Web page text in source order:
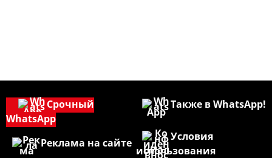
Также в WhatsApp!
Условия
использования
Срочный
WhatsApp
Реклама на сайте